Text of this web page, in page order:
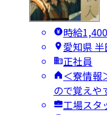
時給
愛知県
正社員
＜寮情
ので覚え
工場スタ